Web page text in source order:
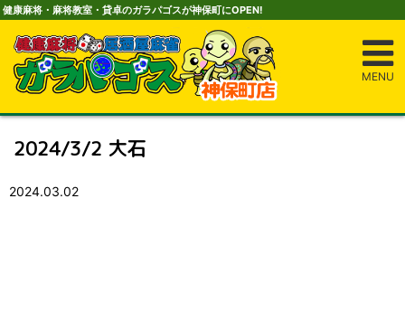
健康麻将・麻将教室・貸卓のガラパゴスが神保町にOPEN!
MENU
2024/3/2 大石
2024.03.02